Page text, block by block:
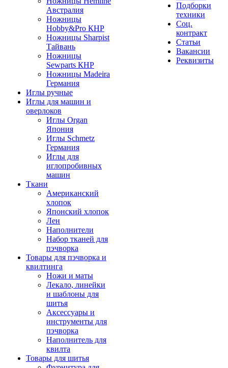
Австралия
Ножницы
Hobby&Pro КНР
Ножницы Sharpist
Тайвань
Ножницы
Sewparts КНР
Ножницы Madeira
Германия
Иглы ручные
Иглы для машин и
оверлоков
Иглы Organ
Япония
Иглы Schmetz
Германия
Иглы для
иглопробивных
машин
Ткани
Американский
хлопок
Японский хлопок
Лен
Наполнители
Набор тканей для
пэчворка
Товары для пэчворка и
квилтинга
Ножи и маты
Лекало, линейки
и шаблоны для
шитья
Аксессуары и
инструменты для
пэчворка
Наполнитель для
квилта
Товары для шитья
Подборки
техники
Соц.
контракт
Статьи
Вакансии
Реквизиты